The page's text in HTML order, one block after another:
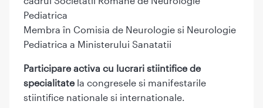
Pediatrica
Membra în Comisia de Neurologie si Neurologie
Pediatrica a Ministerului Sanatatii
Participare activa cu lucrari stiintifice de
specialitate la congresele si manifestarile
stiintifice nationale si internationale.